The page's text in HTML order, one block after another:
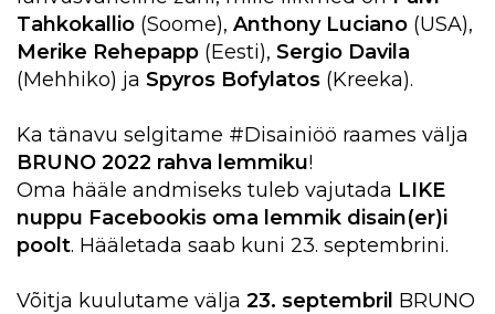
Tahkokallio (Soome), Anthony Luciano (USA),
Merike Rehepapp (Eesti), Sergio Davila
(Mehhiko) ja Spyros Bofylatos (Kreeka).
Ka tänavu selgitame #Disainiöö raames välja
BRUNO 2022 rahva lemmiku!
Oma hääle andmiseks tuleb vajutada LIKE
nuppu Facebookis oma lemmik disain(er)i
poolt. Hääletada saab kuni 23. septembrini.
Võitja kuulutame välja 23. septembril BRUNO